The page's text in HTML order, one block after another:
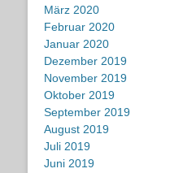
März 2020
Februar 2020
Januar 2020
Dezember 2019
November 2019
Oktober 2019
September 2019
August 2019
Juli 2019
Juni 2019